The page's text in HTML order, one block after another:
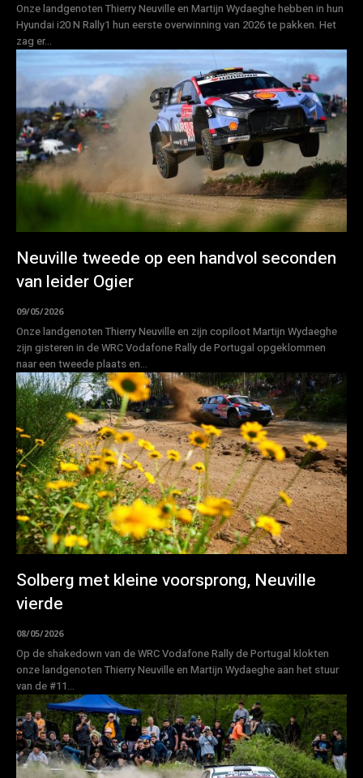
Onze landgenoten Thierry Neuville en Martijn Wydaeghe hebben in hun
Hyundai i20 N Rally1 hun eerste overwinning van 2026 te pakken. Het
zag er...
Neuville tweede op een handvol seconden
van leider Ogier
09/05/2026
Onze landgenoten Thierry Neuville en zijn copiloot Martijn Wydaeghe
zijn gisteren in de WRC Vodafone Rally de Portugal opgeklommen
naar een tweede plaats en...
Solberg met kleine voorsprong, Neuville
vierde
08/05/2026
Op de shakedown van de WRC Vodafone Rally de Portugal klokten
onze landgenoten Thierry Neuville en Martijn Wydaeghe aan het stuur
van de #11...